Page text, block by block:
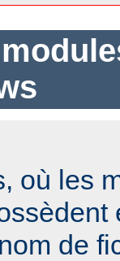
où les
de